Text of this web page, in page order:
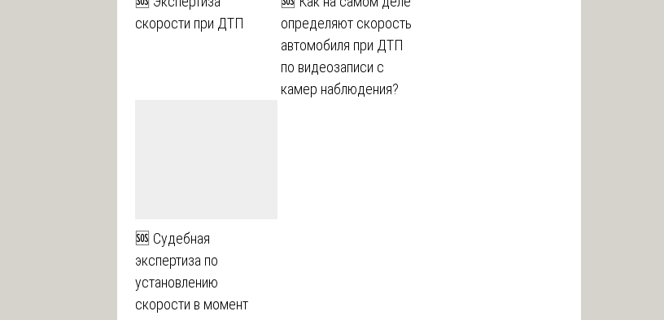
скорости при ДТП
определяют скорость
автомобиля при ДТП
по видеозаписи с
камер наблюдения?
🆘 Судебная
экспертиза по
установлению
скорости в момент